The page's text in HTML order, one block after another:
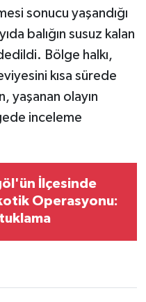
sonucu yaşandığı
balığın susuz kalan
Bölge halkı,
kısa sürede
yaşanan olayın
inceleme
İlçesinde
Operasyonu: